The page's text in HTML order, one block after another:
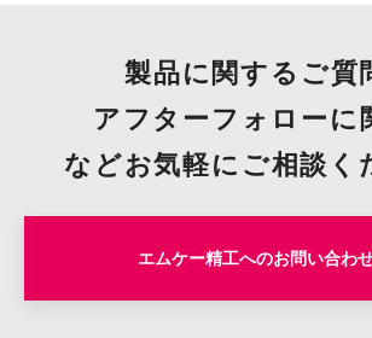
製品に関するご質
アフターフォローに
などお気軽にご相談く
エムケー精工へのお問い合わ